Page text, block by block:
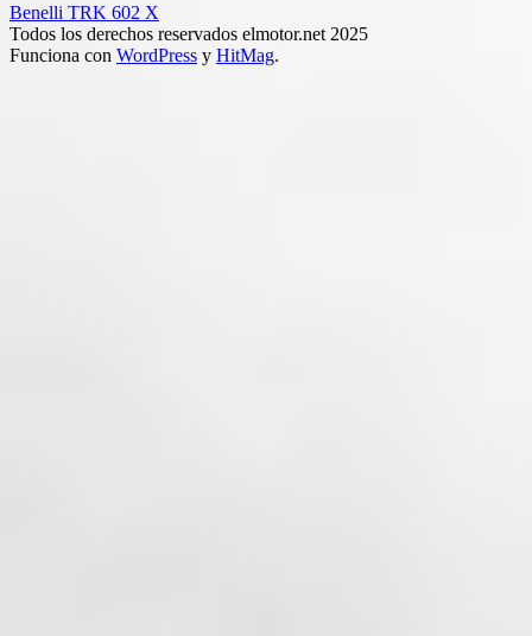
Benelli TRK 602 X
Todos los derechos reservados elmotor.net 2025
Funciona con WordPress y HitMag.